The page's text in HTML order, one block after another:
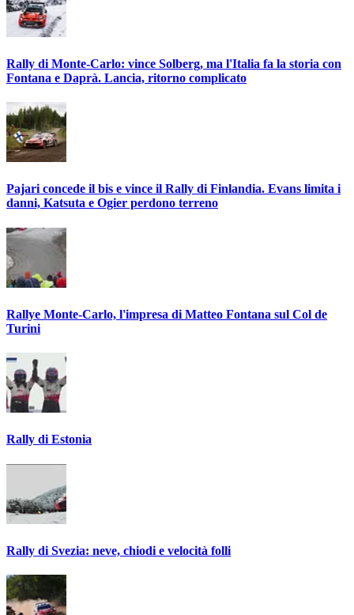
Rally di Monte-Carlo: vince Solberg, ma l'Italia fa la storia con
Fontana e Daprà. Lancia, ritorno complicato
Pajari concede il bis e vince il Rally di Finlandia. Evans limita i
danni, Katsuta e Ogier perdono terreno
Rallye Monte-Carlo, l'impresa di Matteo Fontana sul Col de
Turini
Rally di Estonia
Rally di Svezia: neve, chiodi e velocità folli